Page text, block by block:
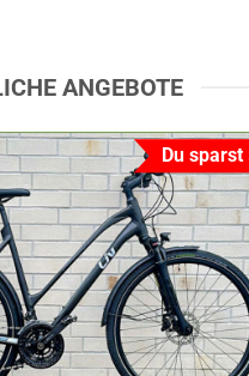
ANGEBOTE
Du